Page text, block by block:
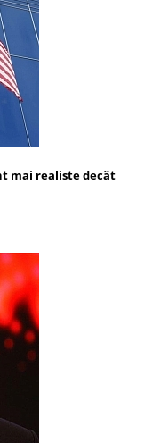
mai realiste decât